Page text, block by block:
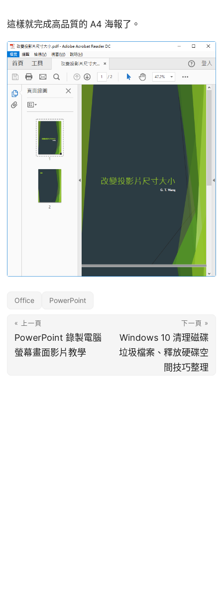
這樣就完成高品質的 A4 海報了。
Office PowerPoint
« 上一頁
PowerPoint 錄製電腦
螢幕畫面影片教學
下一頁 »
Windows 10 清理磁碟
垃圾檔案、釋放硬碟空
間技巧整理